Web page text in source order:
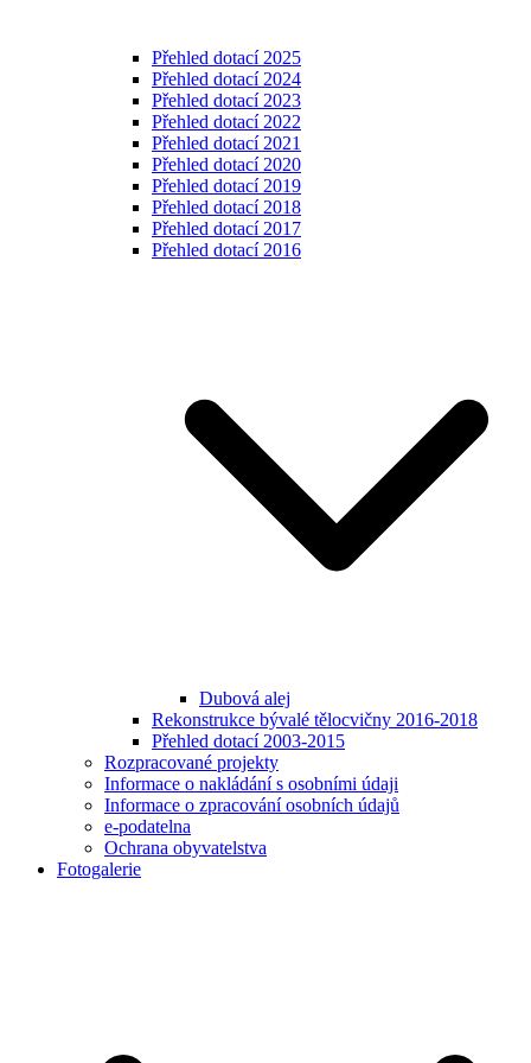
Přehled dotací 2025
Přehled dotací 2024
Přehled dotací 2023
Přehled dotací 2022
Přehled dotací 2021
Přehled dotací 2020
Přehled dotací 2019
Přehled dotací 2018
Přehled dotací 2017
Přehled dotací 2016
Dubová alej
Rekonstrukce bývalé tělocvičny 2016-2018
Přehled dotací 2003-2015
Rozpracované projekty
Informace o nakládání s osobními údaji
Informace o zpracování osobních údajů
e-podatelna
Ochrana obyvatelstva
Fotogalerie